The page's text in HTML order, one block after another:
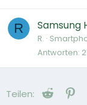
R Samsung
R.
Antworten
Teilen: Reddit